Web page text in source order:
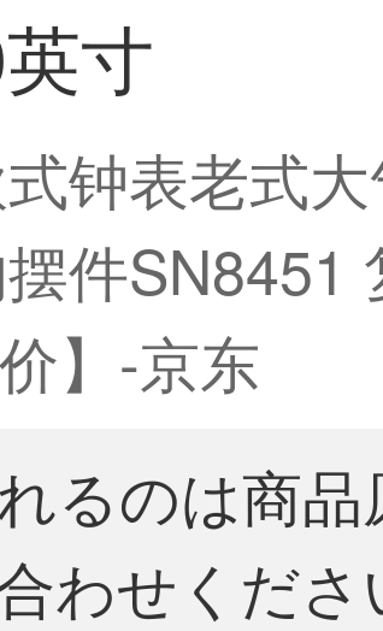
寸
钟表老式
件SN8451
】-京东
るのは商
わせくださ